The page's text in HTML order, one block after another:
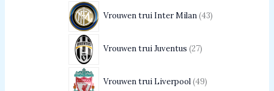
Vrouwen trui Inter Milan 43
Vrouwen trui Juventus 27
Vrouwen trui Liverpool 49